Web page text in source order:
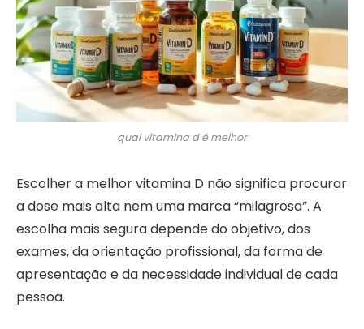
qual vitamina d é melhor
Escolher a melhor vitamina D não significa procurar
a dose mais alta nem uma marca “milagrosa”. A
escolha mais segura depende do objetivo, dos
exames, da orientação profissional, da forma de
apresentação e da necessidade individual de cada
pessoa.